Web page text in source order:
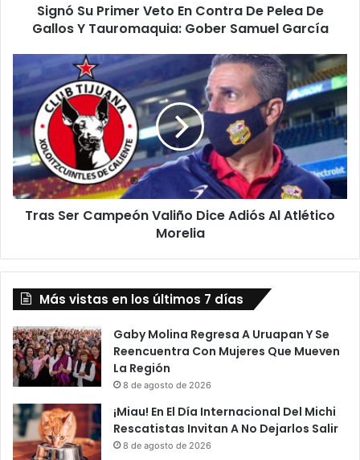
Gallos
Samuel
García
Signó Su Primer Veto En Contra De Pelea De
Gallos Y Tauromaquia: Gober Samuel García
Ser
Campeón
Valiño
Dice
Adiós
Al
Atlético
Morelia
Tras Ser Campeón Valiño Dice Adiós Al Atlético
Morelia
Más vistas en los últimos 7 días
Gaby Molina Regresa A Uruapan Y Se
Reencuentra Con Mujeres Que Mueven
La Región
8 de agosto de 2026
¡Miau! En El Día Internacional Del Michi
Rescatistas Invitan A No Dejarlos Salir
8 de agosto de 2026